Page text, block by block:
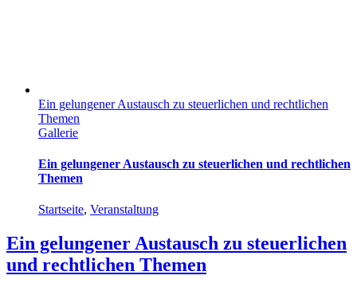
Ein gelungener Austausch zu steuerlichen und rechtlichen
Themen
Gallerie
Ein gelungener Austausch zu steuerlichen und rechtlichen
Themen
Startseite, Veranstaltung
Ein gelungener Austausch zu steuerlichen
und rechtlichen Themen